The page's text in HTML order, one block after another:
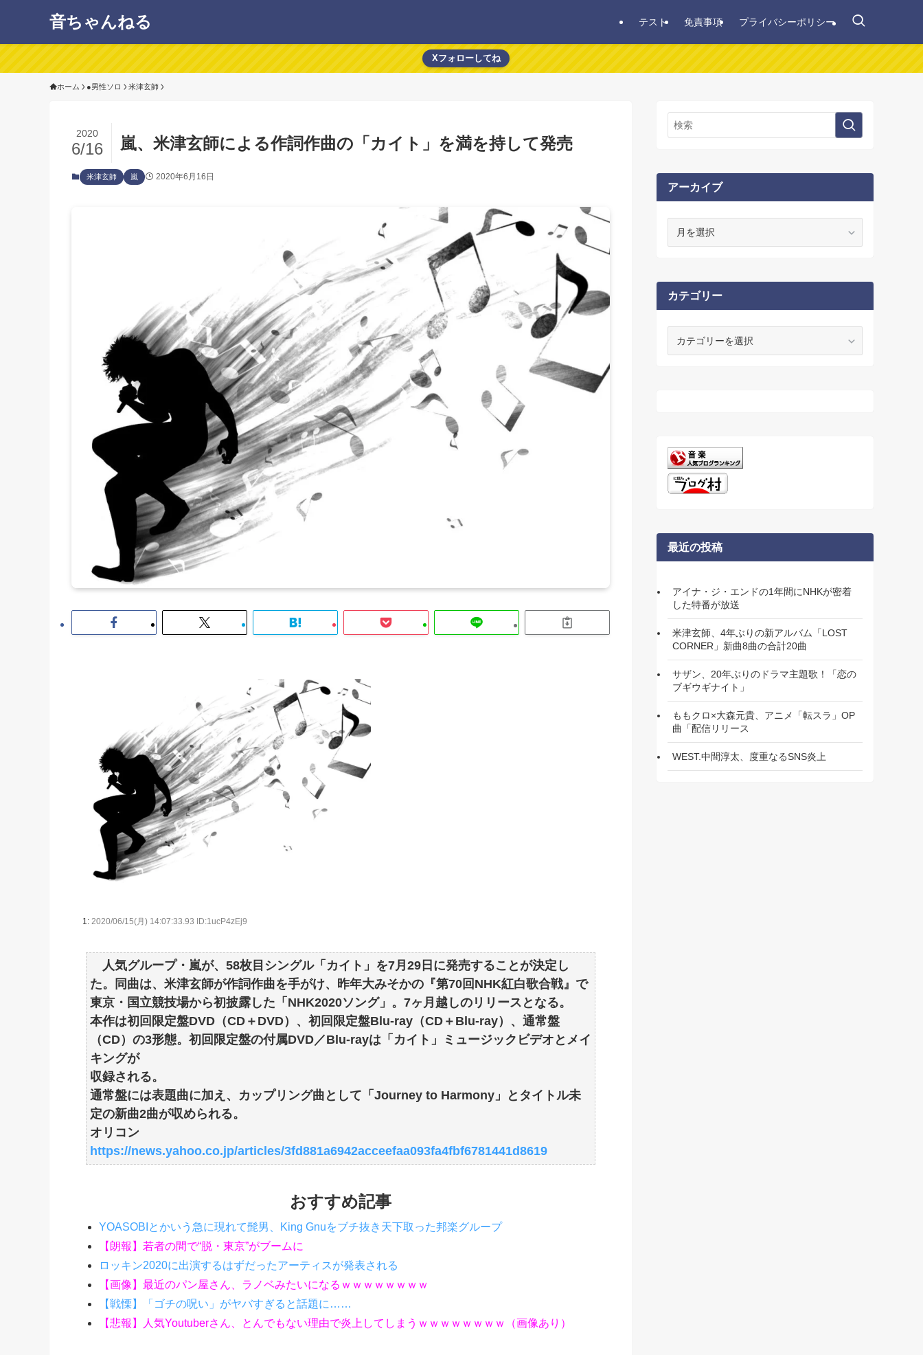
音ちゃんねる テスト 免責事項 プライバシーポリシー
Xフォローしてね
ホーム ●男性ソロ 米津玄師
嵐、米津玄師による作詞作曲の「カイト」を満を持して発売
2020
6/16
米津玄師 嵐 2020年6月16日
1: 2020/06/15(月) 14:07:33.93 ID:1ucP4zEj9
人気グループ・嵐が、58枚目シングル「カイト」を7月29日に発売することが決定し
た。同曲は、米津玄師が作詞作曲を手がけ、昨年大みそかの『第70回NHK紅白歌合戦』で
東京・国立競技場から初披露した「NHK2020ソング」。7ヶ月越しのリリースとなる。
本作は初回限定盤DVD（CD＋DVD）、初回限定盤Blu-ray（CD＋Blu-ray）、通常盤
（CD）の3形態。初回限定盤の付属DVD／Blu-rayは「カイト」ミュージックビデオとメイ
キングが
収録される。
通常盤には表題曲に加え、カップリング曲として「Journey to Harmony」とタイトル未
定の新曲2曲が収められる。
オリコン
https://news.yahoo.co.jp/articles/3fd881a6942acceefaa093fa4fbf6781441d8619
おすすめ記事
YOASOBIとかいう急に現れて髭男、King Gnuをブチ抜き天下取った邦楽グループ
【朗報】若者の間で“脱・東京”がブームに
ロッキン2020に出演するはずだったアーティスが発表される
【画像】最近のパン屋さん、ラノベみたいになるｗｗｗｗｗｗｗｗ
【戦慄】「ゴチの呪い」がヤバすぎると話題に……
【悲報】人気Youtuberさん、とんでもない理由で炎上してしまうｗｗｗｗｗｗｗｗ（画像あり）
アーカイブ
ブ
カテゴリー
最近の投稿
アイナ・ジ・エンドの1年間にNHKが密着
した特番が放送
米津玄師、4年ぶりの新アルバム「LOST
CORNER」新曲8曲の合計20曲
サザン、20年ぶりのドラマ主題歌！「恋の
ブギウギナイト」
ももクロ×大森元貴、アニメ「転スラ」OP
曲「配信リリース
WEST.中間淳太、度重なるSNS炎上